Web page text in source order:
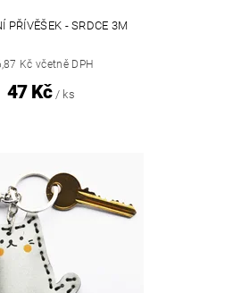
PŘÍVĚŠEK - SRDCE 3M
Kč včetně DPH
47 Kč / ks